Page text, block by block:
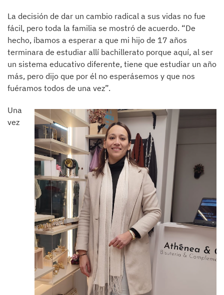
La decisión de dar un cambio radical a sus vidas no fue
fácil, pero toda la familia se mostró de acuerdo. “De
hecho, íbamos a esperar a que mi hijo de 17 años
terminara de estudiar allí bachillerato porque aquí, al ser
un sistema educativo diferente, tiene que estudiar un año
más, pero dijo que por él no esperásemos y que nos
fuéramos todos de una vez”.
Una
vez